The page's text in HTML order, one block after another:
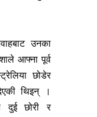
उनका
आफ्ना पूर्व
छोडेर
थिइन् ।
दुई छोरी र